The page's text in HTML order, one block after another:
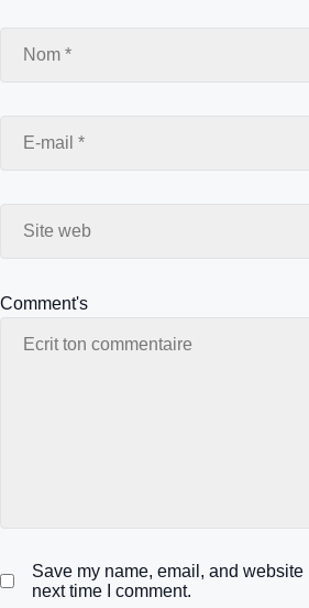
Comment's
Save my name, email, and
next time I comment.